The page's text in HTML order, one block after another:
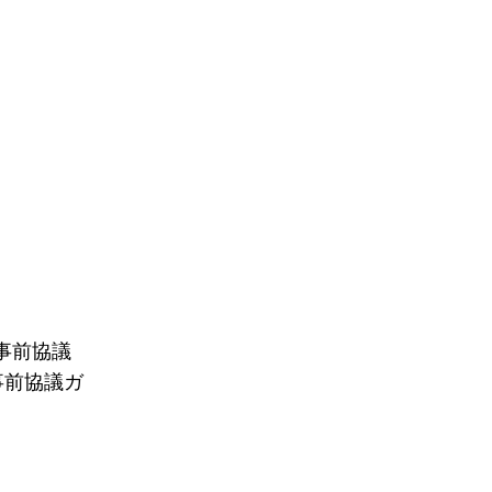
前協議
協議ガ